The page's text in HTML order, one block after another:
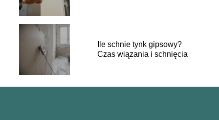
Ile schnie tynk gipsowy?
Czas wiązania i schnięcia